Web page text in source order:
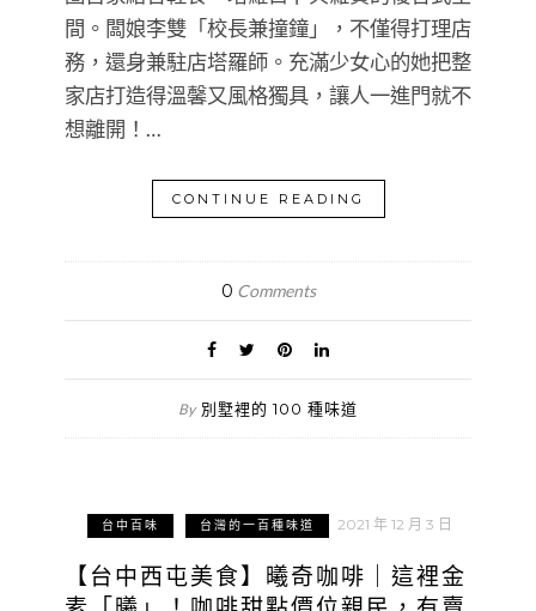
間。闆娘李雙「校長兼撞鐘」，不僅得打理店
務，還身兼駐店塔羅師。充滿少女心的她把整
家店打造得溫馨又風格獨具，讓人一進門就不
想離開！…
CONTINUE READING
0 Comments
By 別墅裡的 100 種味道
台中百味 台灣的一百種味道 2021 年 12 月 3 日
【台中西屯美食】曦奇咖啡｜這裡金